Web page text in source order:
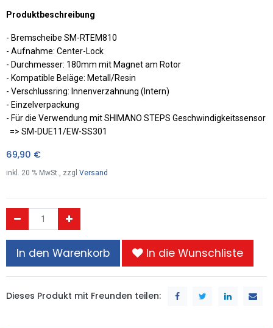
Produktbeschreibung
- Bremscheibe SM-RTEM810
- Aufnahme: Center-Lock
- Durchmesser: 180mm mit Magnet am Rotor
- Kompatible Beläge: Metall/Resin
- Verschlussring: Innenverzahnung (Intern)
- Einzelverpackung
- Für die Verwendung mit SHIMANO STEPS Geschwindigkeitssensor
=> SM-DUE11/EW-SS301
69,90 €
inkl. 20 % MwSt., zzgl Versand
In den Warenkorb In die Wunschliste
Dieses Produkt mit Freunden teilen: